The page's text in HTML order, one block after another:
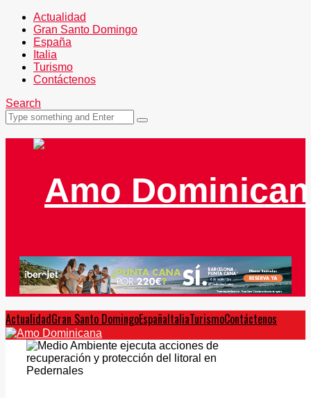
Actualidad
Gran Santo Domingo
España
Italia
Turismo
Contáctenos
Search
ActualidadGran Santo DomingoEspañaItaliaTurismoContáctenos